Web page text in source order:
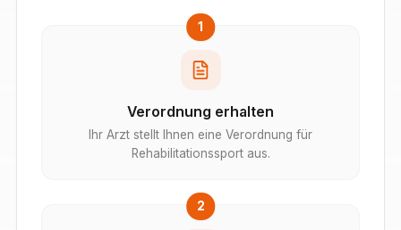
1
Verordnung erhalten
Ihr Arzt stellt Ihnen eine Verordnung für
Rehabilitationssport aus.
2